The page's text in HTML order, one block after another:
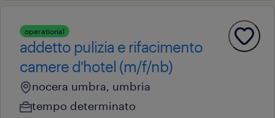
operational
addetto pulizia e rifacimento
camere d'hotel (m/f/nb)
nocera umbra, umbria
tempo determinato